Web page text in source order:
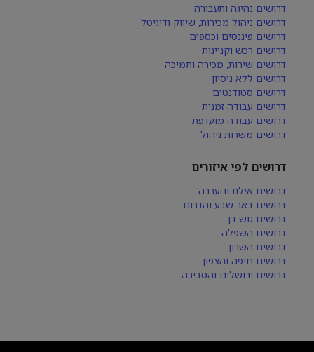
דרושים נהיגה ותעבורה
דרושים ניהול מכירות, שיווק ודיגיטל
דרושים פיננסים וכספים
דרושים רכש וקניינות
דרושים שירות, מכירה ותמיכה
דרושים ללא ניסיון
דרושים סטודנטים
דרושים עבודה זמנית
דרושים עבודה מועדפת
דרושים משרות ניהול
דרושים לפי איזורים
דרושים אילת והערבה
דרושים באר שבע והדרום
דרושים גוש דן
דרושים השפלה
דרושים השרון
דרושים חיפה והצפון
דרושים ירושלים והסביבה